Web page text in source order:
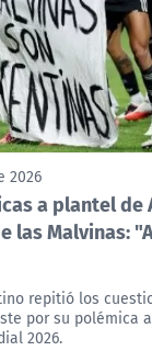
2026
a plantel de
las Malvinas:
repitió los
por su polémica
2026.